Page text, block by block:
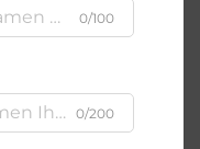
0/100
0/200